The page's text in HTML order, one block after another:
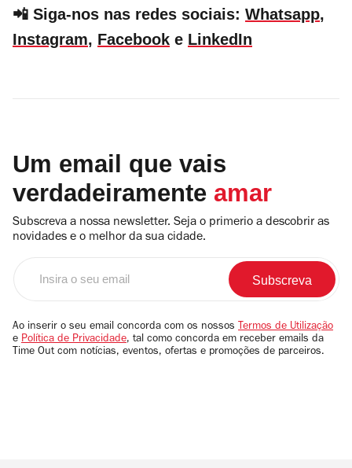
📲 Siga-nos nas redes sociais: Whatsapp,
Instagram, Facebook e LinkedIn
Um email que vais
verdadeiramente amar
Subscreva a nossa newsletter. Seja o primerio a descobrir as
novidades e o melhor da sua cidade.
email
Ao inserir o seu email concorda com os nossos Termos de Utilização
e Política de Privacidade, tal como concorda em receber emails da
Time Out com notícias, eventos, ofertas e promoções de parceiros.